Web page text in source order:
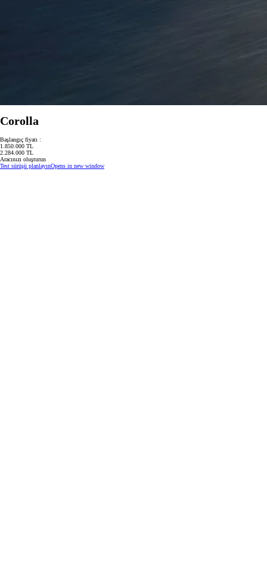
Corolla
Başlangıç fiyatı :
1.850.000 TL
2.284.000 TL
Aracınızı oluşturun
Test sürüşü planlayınOpens in new window